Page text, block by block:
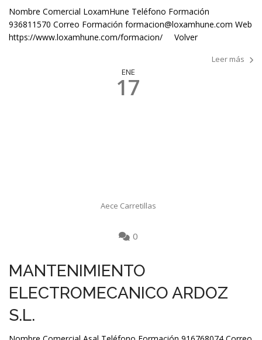
Nombre Comercial LoxamHune Teléfono Formación
936811570 Correo Formación formacion@loxamhune.com Web
https://www.loxamhune.com/formacion/ Volver
Leer más
ENE
17
Aece Carretillas
0
MANTENIMIENTO
ELECTROMECANICO ARDOZ
S.L.